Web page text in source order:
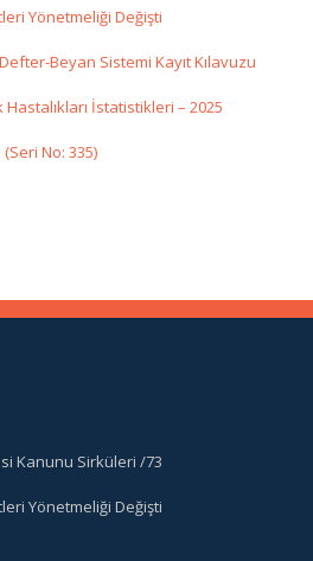
Yönetmeliği Değişti
Beyan Sistemi Kayıt Kılavuzu
İstatistikleri – 2025
No: 335)
Kanunu Sirküleri /73
Yönetmeliği Değişti